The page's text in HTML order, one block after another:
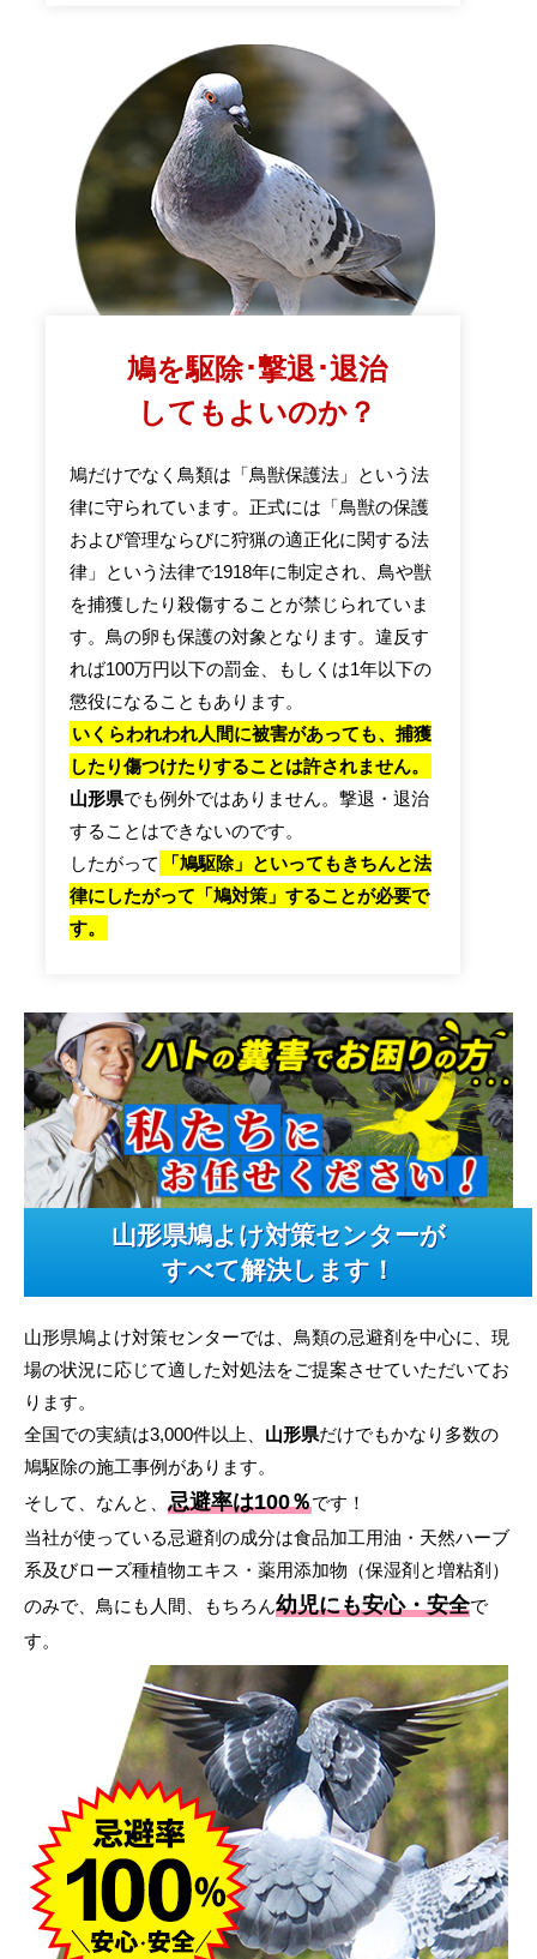
鳩を駆除･撃退･退治
してもよいのか？
鳩だけでなく鳥類は「鳥獣保護法」という法
律に守られています。正式には「鳥獣の保護
および管理ならびに狩猟の適正化に関する法
律」という法律で1918年に制定され、鳥や獣
を捕獲したり殺傷することが禁じられていま
す。鳥の卵も保護の対象となります。違反す
れば100万円以下の罰金、もしくは1年以下の
懲役になることもあります。
いくらわれわれ人間に被害があっても、捕獲
したり傷つけたりすることは許されません。
山形県でも例外ではありません。撃退・退治
することはできないのです。
したがって
「鳩駆除」といってもきちんと法
律にしたがって「鳩対策」することが必要で
す。
山形県鳩よけ対策センターが
すべて解決します！
山形県鳩よけ対策センターでは、鳥類の忌避剤を中心に、現
場の状況に応じて適した対処法をご提案させていただいてお
ります。
全国での実績は3,000件以上、 山形県だけでもかなり多数の
鳩駆除の施工事例があります。
そして、なんと、 忌避率は100％です！
当社が使っている忌避剤の成分は食品加工用油・天然ハーブ
系及びローズ種植物エキス・薬用添加物（保湿剤と増粘剤）
のみで、鳥にも人間、もちろん幼児にも安心・安全で
す。